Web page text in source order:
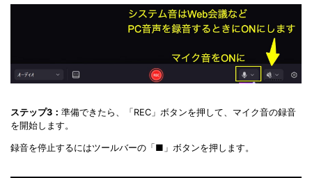
ステップ3： 準備できたら、「REC」ボタンを押して、マイク音の録音
を開始します。
録音を停止するにはツールバーの「■」ボタンを押します。